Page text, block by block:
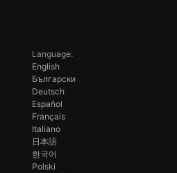
Language:
English
Български
Deutsch
Español
Français
Italiano
日本語
한국어
Polski